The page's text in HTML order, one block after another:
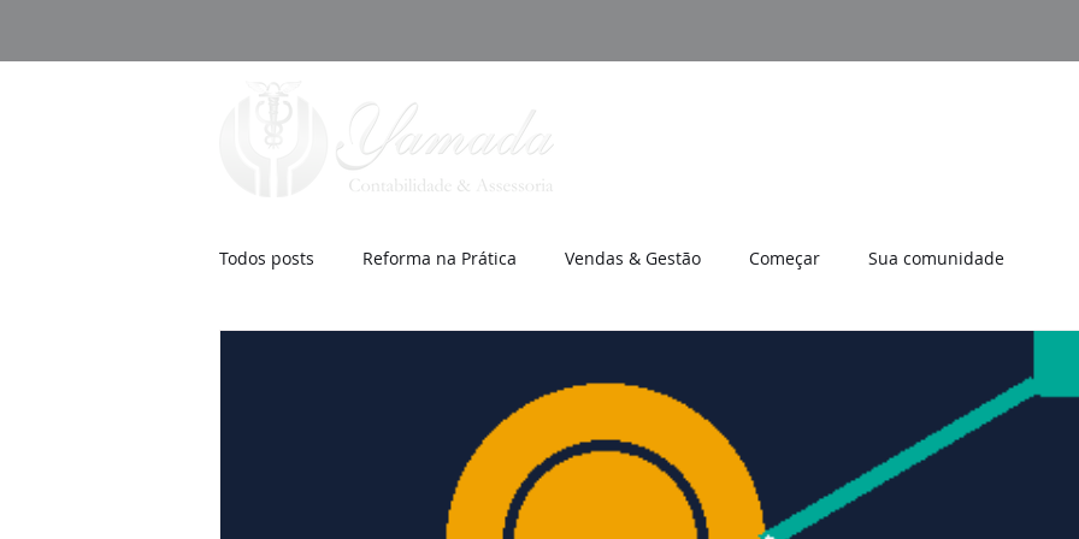
Todos posts Reforma na Prática Vendas & Gestão Começar Sua comunidade